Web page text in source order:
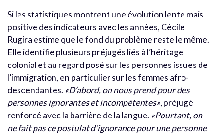
Si les statistiques montrent une évolution lente mais
positive des indicateurs avec les années, Cécile
Rugira estime que le fond du problème reste le même.
Elle identifie plusieurs préjugés liés à l’héritage
colonial et au regard posé sur les personnes issues de
l’immigration, en particulier sur les femmes afro-
descendantes. «D’abord, on nous prend pour des
personnes ignorantes et incompétentes», préjugé
renforcé avec la barrière de la langue. «Pourtant, on
ne fait pas ce postulat d’ignorance pour une personne